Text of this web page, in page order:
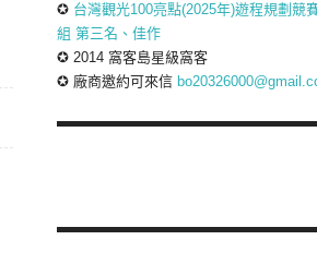
✪ 台灣觀光100亮點(2025年)遊程規劃競
組 第三名、佳作
✪ 2014 窩客島星級窩客
✪ 廠商邀約可來信